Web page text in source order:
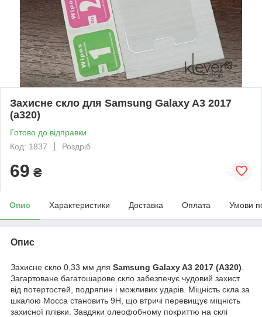
Захисне скло для Samsung Galaxy A3 2017
(a320)
Готово до відправки
Код: 1837
Роздріб
69 ₴
Опис Характеристики Доставка Оплата Умови
Опис
Захисне скло 0,33 мм для Samsung Galaxy A3 2017 (A320)
Загартоване багатошарове скло забезпечує чудовий захист
від потертостей, подряпин і можливих ударів. Міцність скла за
шкалою Мосса становить 9H , що втричі перевищує міцність
захисної плівки. Завдяки олеофобному покриттю на склі